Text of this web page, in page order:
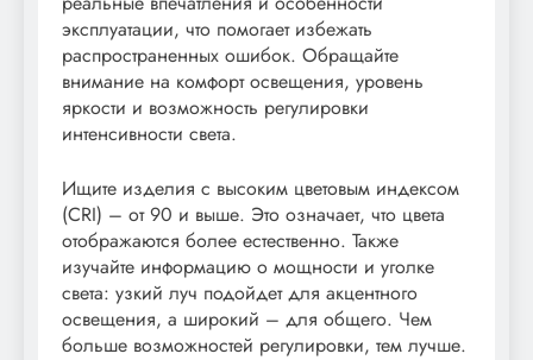
эксплуатации, что помогает избежать
распространенных ошибок. Обращайте
внимание на комфорт освещения, уровень
яркости и возможность регулировки
интенсивности света.
Ищите изделия с высоким цветовым индексом
(CRI) – от 90 и выше. Это означает, что цвета
отображаются более естественно. Также
изучайте информацию о мощности и уголке
света: узкий луч подойдет для акцентного
освещения, а широкий – для общего. Чем
больше возможностей регулировки, тем лучше.